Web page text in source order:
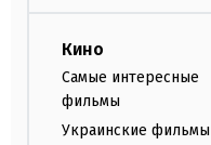
Кино
Самые интересные
фильмы
Украинские фильмы